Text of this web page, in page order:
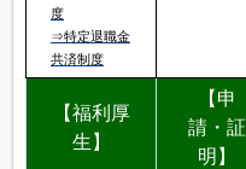
度
⇒特定退職金
共済制度
【福利厚
生】
【申
請・証
明】